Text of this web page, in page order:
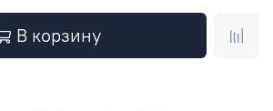
В корзину